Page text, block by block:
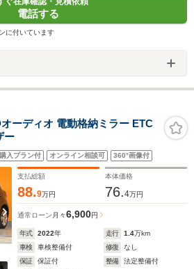
電話する
に付いています
ディオ 電動格納ミラー ETC
ー
購入プラン付 オンライン相談可 360°画像付
支払総額
88.9万円
本体価格
76.4万円
通常ローン 月々6,900円
年式 2022年 走行 1.4万km
車検
車検整備付 修復
なし
保証
保証付 整備
法定整備付